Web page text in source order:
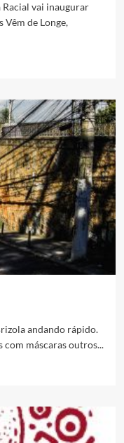
vai inaugurar
Vêm de Longe,
andando rápido.
com máscaras outros...